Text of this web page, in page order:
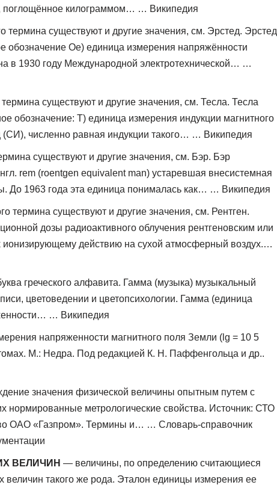
поглощённое килограммом… … Википедия
термина существуют и другие значения, см. Эрстед. Эрстед
обозначение Oe) единица измерения напряжённости
в 1930 году Международной электротехнической… …
существуют и другие значения, см. Тесла. Тесла
обозначение: T) единица измерения индукции магнитного
численно равная индукции такого… … Википедия
существуют и другие значения, см. Бэр. Бэр
rem (roentgen equivalent man) устаревшая внесистемная
До 1963 года эта единица понималась как… … Википедия
термина существуют и другие значения, см. Рентген.
дозы радиоактивного облучения рентгеновским или
ионизирующему действию на сухой атмосферный воздух.…
греческого алфавита. Гамма (музыка) музыкальный
цветоведении и цветопсихологии. Гамма (единица
… Википедия
напряженности магнитного поля Земли (lg = 10 5
М.: Недра. Под редакцией К. Н. Паффенгольца и др..
значения физической величины опытным путем с
нормированные метрологические свойства. Источник: СТО
ОАО «Газпром». Термины и… … Словарь-справочник
ВЕЛИЧИН — величины, по определению считающиеся
такого же рода. Эталон единицы измерения ее